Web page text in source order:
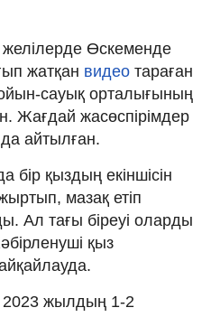
желілерде Өскеменде
жатқан видео тараған
сауық орталығының
Жағдай жасөспірімдер
айтылған.
бір қыздың екіншісін
мазақ етіп
Ал тағы біреуі оларды
қыз
2023 жылдың 1-2